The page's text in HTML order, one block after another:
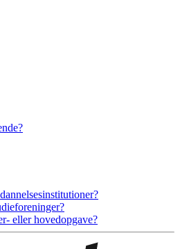
eller hovedopgave?